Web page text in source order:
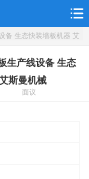
备 生态快装墙板机器 艾
生产线设备 生态
斯曼机械
面议